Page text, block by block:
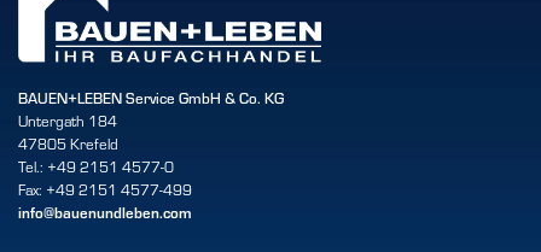
BAUEN+LEBEN Service GmbH & Co. KG
Untergath 184
47805 Krefeld
Tel.: +49 2151 4577-0
Fax: +49 2151 4577-499
info@bauenundleben.com